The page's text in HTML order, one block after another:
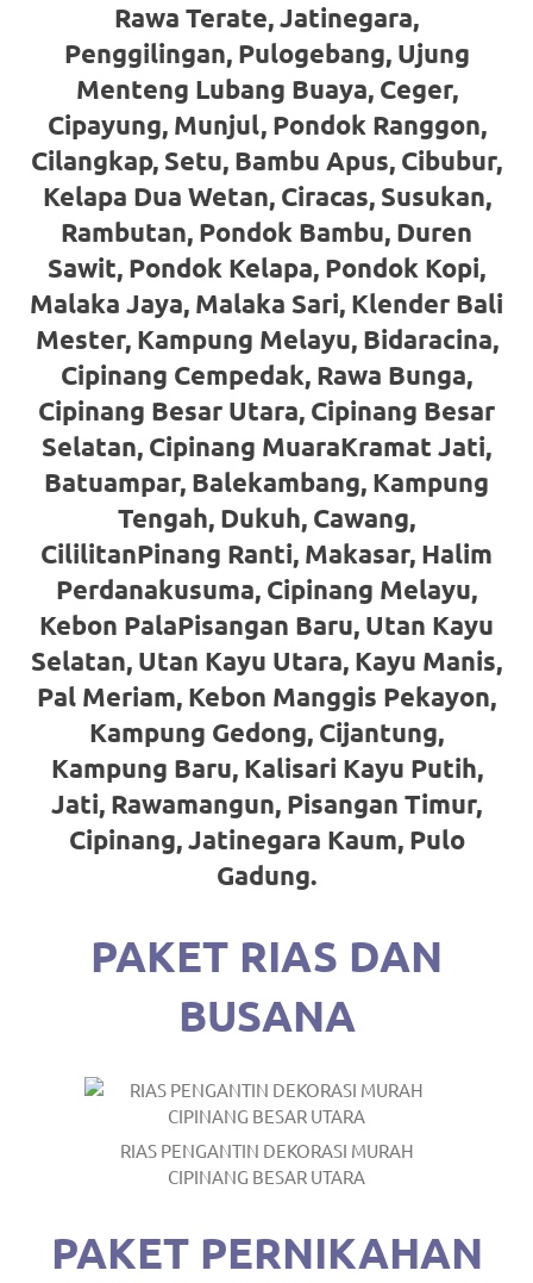
rolex
Discover
More
Here
loanswatches.com.
Wiht
80%
Discount
replica
watches.
click
fake
watches.
Get
the
https://www.stockswatches.com
anchor
https://
https://www.domainwatches.com
visit
Rawa Terate, Jatinegara,
Penggilingan, Pulogebang, Ujung
Menteng Lubang Buaya, Ceger,
Cipayung, Munjul, Pondok Ranggon,
Cilangkap, Setu, Bambu Apus, Cibubur,
Kelapa Dua Wetan, Ciracas, Susukan,
Rambutan, Pondok Bambu, Duren
Sawit, Pondok Kelapa, Pondok Kopi,
Malaka Jaya, Malaka Sari, Klender Bali
Mester, Kampung Melayu, Bidaracina,
Cipinang Cempedak, Rawa Bunga,
Cipinang Besar Utara, Cipinang Besar
Selatan, Cipinang MuaraKramat Jati,
Batuampar, Balekambang, Kampung
Tengah, Dukuh, Cawang,
CililitanPinang Ranti, Makasar, Halim
Perdanakusuma, Cipinang Melayu,
Kebon PalaPisangan Baru, Utan Kayu
Selatan, Utan Kayu Utara, Kayu Manis,
Pal Meriam, Kebon Manggis Pekayon,
Kampung Gedong, Cijantung,
Kampung Baru, Kalisari Kayu Putih,
Jati, Rawamangun, Pisangan Timur,
Cipinang, Jatinegara Kaum, Pulo
Gadung.
PAKET RIAS DAN
BUSANA
RIAS PENGANTIN DEKORASI MURAH
CIPINANG BESAR UTARA
PAKET PERNIKAHAN